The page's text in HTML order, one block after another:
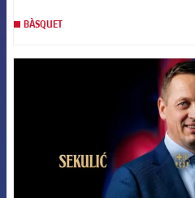
BÀSQUET